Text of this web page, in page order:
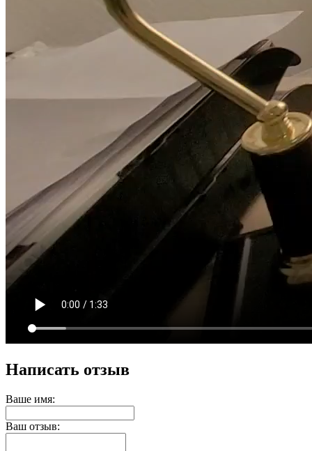
Написать отзыв
Ваше имя:
Ваш отзыв: